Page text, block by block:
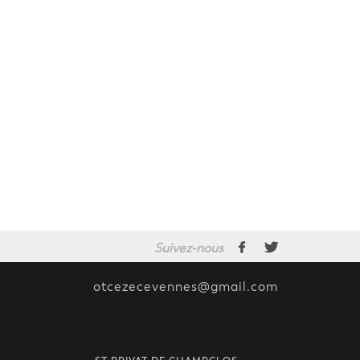
Suivez-nous
otcezecevennes@gmail.com